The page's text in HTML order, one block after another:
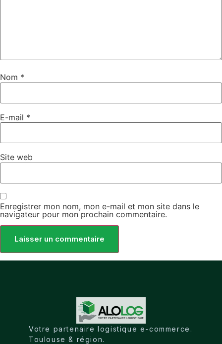
Nom *
E-mail *
Site web
Enregistrer mon nom, mon e-mail et mon site dans le
navigateur pour mon prochain commentaire.
Votre partenaire logistique e-commerce.
Toulouse & région.